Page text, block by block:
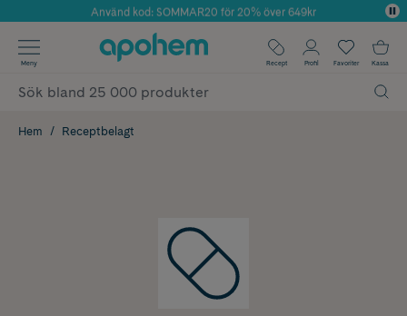
Årets Butik 2025 inom Skönhet
Använd kod: SOMMAR20 för 20% över 649kr
✓ Fri frakt
✓ Poäng på alla köp*
Meny Recept Profil Favoriter Kassa
Hem Receptbelagt